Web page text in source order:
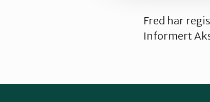
Fred har
Informert